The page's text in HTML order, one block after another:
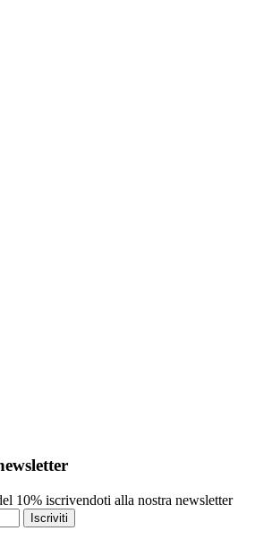
10% iscrivendoti alla nostra newsletter
Iscriviti